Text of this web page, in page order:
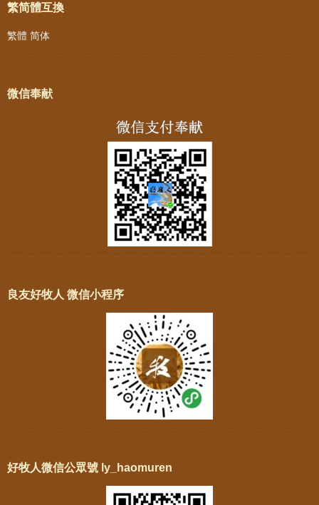
繁简體互換
繁體 简体
微信奉献
良友好牧人 微信小程序
好牧人微信公眾號 ly_haomuren